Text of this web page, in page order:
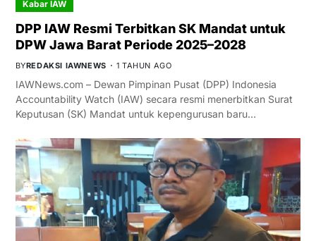
Kabar IAW
DPP IAW Resmi Terbitkan SK Mandat untuk
DPW Jawa Barat Periode 2025–2028
BYREDAKSI IAWNEWS 1 TAHUN AGO
IAWNews.com – Dewan Pimpinan Pusat (DPP) Indonesia
Accountability Watch (IAW) secara resmi menerbitkan Surat
Keputusan (SK) Mandat untuk kepengurusan baru…